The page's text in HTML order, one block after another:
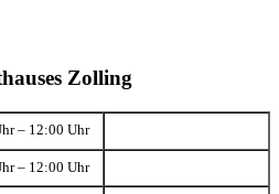
Zolling
– 12:00 Uhr
– 12:00 Uhr